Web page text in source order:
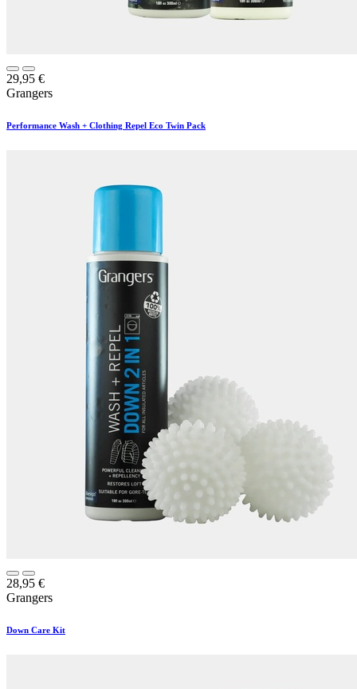
29,95 €
Grangers
Performance Wash + Clothing Repel Eco Twin Pack
28,95 €
Grangers
Down Care Kit